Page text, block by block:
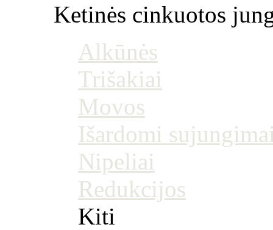
Ketinės cinkuotos
Alkūnės
Trišakiai
Movos
Išardomi
Nipeliai
Redukcijos
Kiti